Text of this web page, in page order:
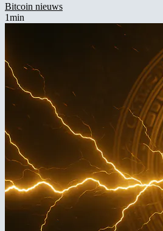
Bitcoin nieuws
1min